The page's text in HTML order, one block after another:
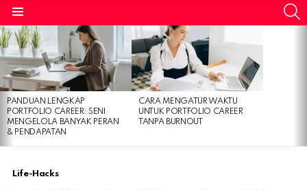
LATEST
STORIES
PANDUAN LENGKAP
PORTFOLIO CAREER: SENI
MENGELOLA BANYAK PERAN
& PENDAPATAN
CARA MENGATUR WAKTU
UNTUK PORTFOLIO CAREER
TANPA BURNOUT
Life-Hacks